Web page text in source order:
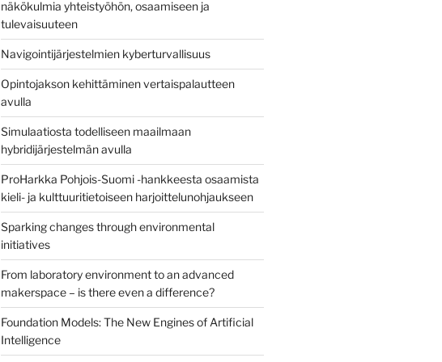
näkökulmia yhteistyöhön, osaamiseen ja
tulevaisuuteen
Navigointijärjestelmien kyberturvallisuus
Opintojakson kehittäminen vertaispalautteen
avulla
Simulaatiosta todelliseen maailmaan
hybridijärjestelmän avulla
ProHarkka Pohjois-Suomi -hankkeesta osaamista
kieli- ja kulttuuritietoiseen harjoittelunohjaukseen
Sparking changes through environmental
initiatives
From laboratory environment to an advanced
makerspace – is there even a difference?
Foundation Models: The New Engines of Artificial
Intelligence